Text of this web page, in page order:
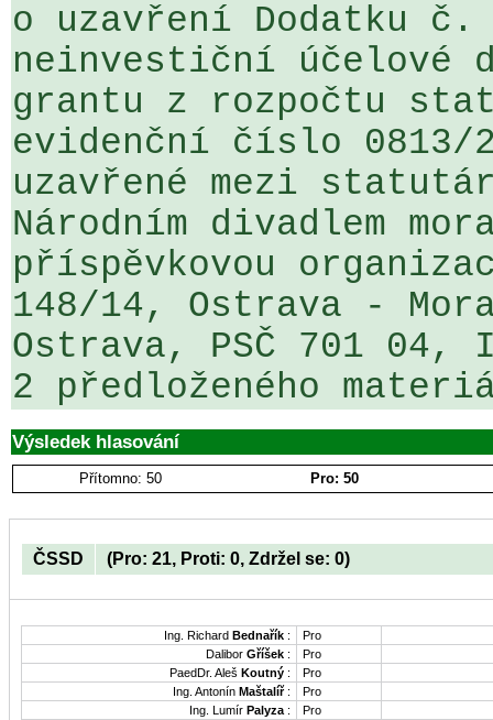
o uzavření Dodatku
neinvestiční účelové
grantu z rozpočtu
evidenční číslo 0813/
uzavřené mezi
Národním divadlem
příspěvkovou
148/14, Ostrava -
Ostrava, PSČ 701
2 předloženého
Výsledek hlasování
Přítomno: 50 Pro: 50
ČSSD (Pro: 21, Proti: 0, Zdržel se: 0)
Ing. Richard Bednařík :
Pro
Dalibor Gříšek :
Pro
PaedDr. Aleš Koutný :
Pro
Ing. Antonín Maštalíř:
Pro
Ing. Lumír Palyza :
Pro